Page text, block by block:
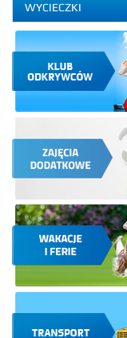
WYCIECZKI